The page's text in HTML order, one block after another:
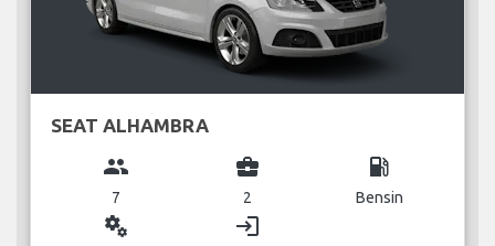
SEAT ALHAMBRA
group
7
business_center
2
local_gas_station
Bensin
miscellaneous_services login